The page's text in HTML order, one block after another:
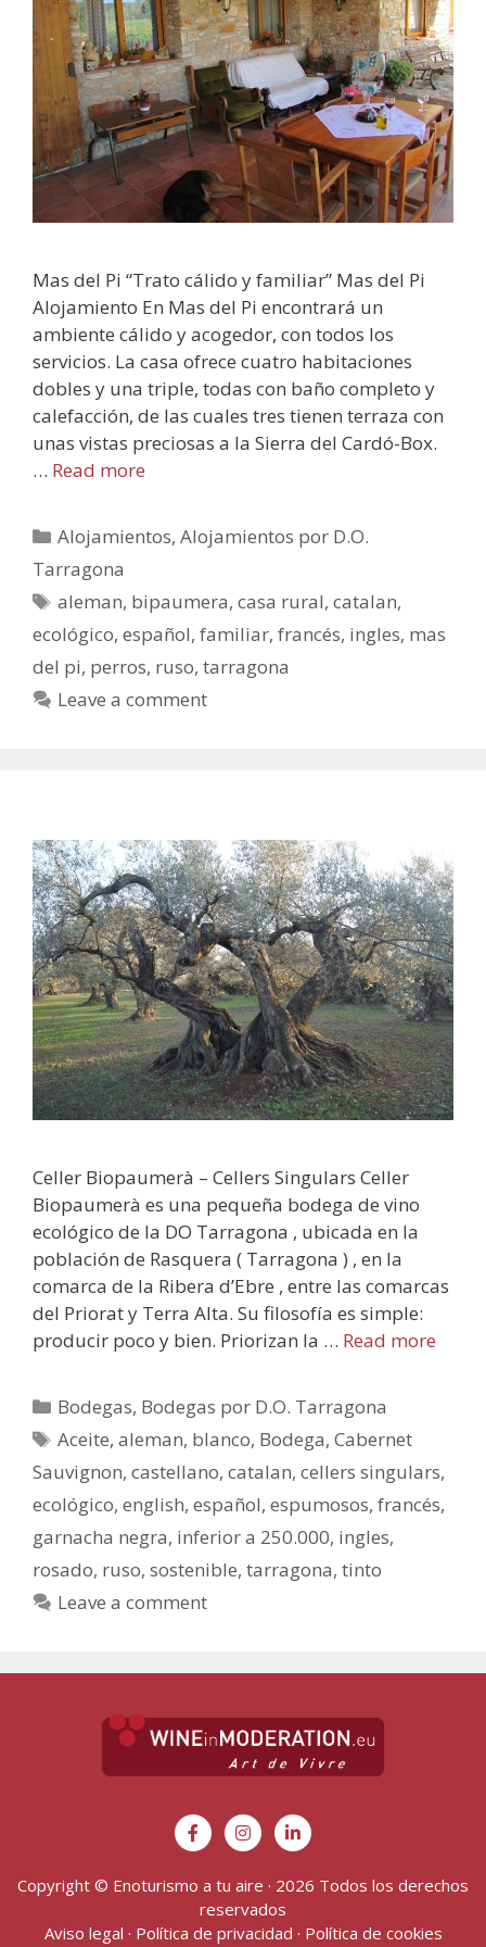
Mas del Pi “Trato cálido y familiar” Mas del Pi
Alojamiento En Mas del Pi encontrará un
ambiente cálido y acogedor, con todos los
servicios. La casa ofrece cuatro habitaciones
dobles y una triple, todas con baño completo y
calefacción, de las cuales tres tienen terraza con
unas vistas preciosas a la Sierra del Cardó-Box.
… Read more
Alojamientos,Alojamientos por D.O.
Tarragona
aleman, bipaumera,casa rural,catalan,
ecológico, español, familiar, francés, ingles, mas
del pi, perros, ruso, tarragona
Leave a comment
Celler Biopaumerà – Cellers Singulars Celler
Biopaumerà es una pequeña bodega de vino
ecológico de la DO Tarragona , ubicada en la
población de Rasquera ( Tarragona ) , en la
comarca de la Ribera d’Ebre , entre las comarcas
del Priorat y Terra Alta. Su filosofía es simple:
producir poco y bien. Priorizan la … Read more
Bodegas, Bodegas por D.O. Tarragona
Aceite,aleman, blanco, Bodega,Cabernet
Sauvignon, castellano, catalan, cellers singulars,
ecológico, english, español, espumosos, francés,
garnacha negra, inferior a 250.000, ingles,
rosado, ruso, sostenible, tarragona, tinto
Leave a comment
Copyright © Enoturismo a tu aire · 2026 Todos los derechos
reservados
Aviso legal · Política de privacidad · Política de cookies